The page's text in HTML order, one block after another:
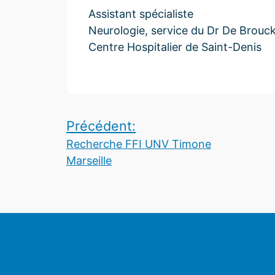
Assistant spécialiste
Neurologie, service du Dr De
Centre Hospitalier de Saint-Denis
Navigation
de
Précédent:
Recherche FFI UNV Timone
Marseille